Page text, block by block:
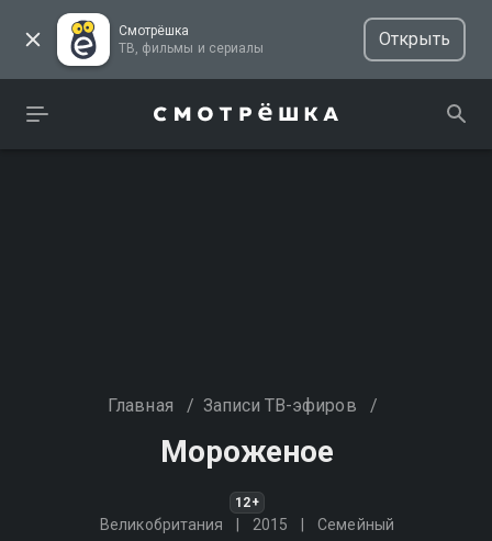
Смотрёшка
ТВ, фильмы и сериалы
Открыть
Главная / Записи ТВ-эфиров /
Мороженое
12+
Великобритания 2015 Cемейный